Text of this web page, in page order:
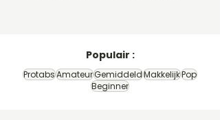
Populair :
ProtabsAmateurGemiddeldMakkelijkPop
Beginner